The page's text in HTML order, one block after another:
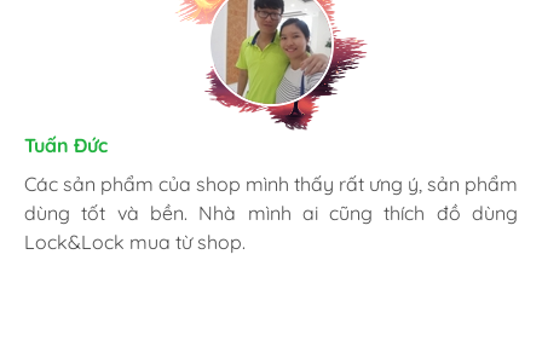
Kim Chung
Mình thấy hài lòng với các sản phẩm đã mua ở
GiadungOnline.vn . Các sản phẩm của shop đều chính
hãng, giá cũng được triết khấu tốt. Nhân viên nhiệt tình,
Tuấn Đức
Các sản phẩm của shop mình thấy rất ưng ý, sản phẩm
dùng tốt và bền. Nhà mình ai cũng thích đồ dùng
Lock&Lock mua từ shop.
Trần Huệ
Mình hay vào website và order mặt hàng mình cần.
Shop nhiệt tình, giao nhanh, giá tốt và đặc biệt sản
phẩm chính hãng làm mình yên tâm nhất.